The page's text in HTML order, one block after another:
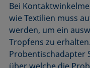
Bei
wie Textilien muss
werden, um ein
Tropfens zu
Probentischadapter